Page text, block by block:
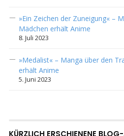
»Ein Zeichen der Zuneigung« –
Mädchen erhält Anime
8. Juli 2023
»Medalist« – Manga über den
erhält Anime
5. Juni 2023